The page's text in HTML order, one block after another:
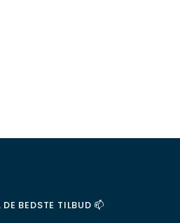
BEDSTE TILBUD 📫